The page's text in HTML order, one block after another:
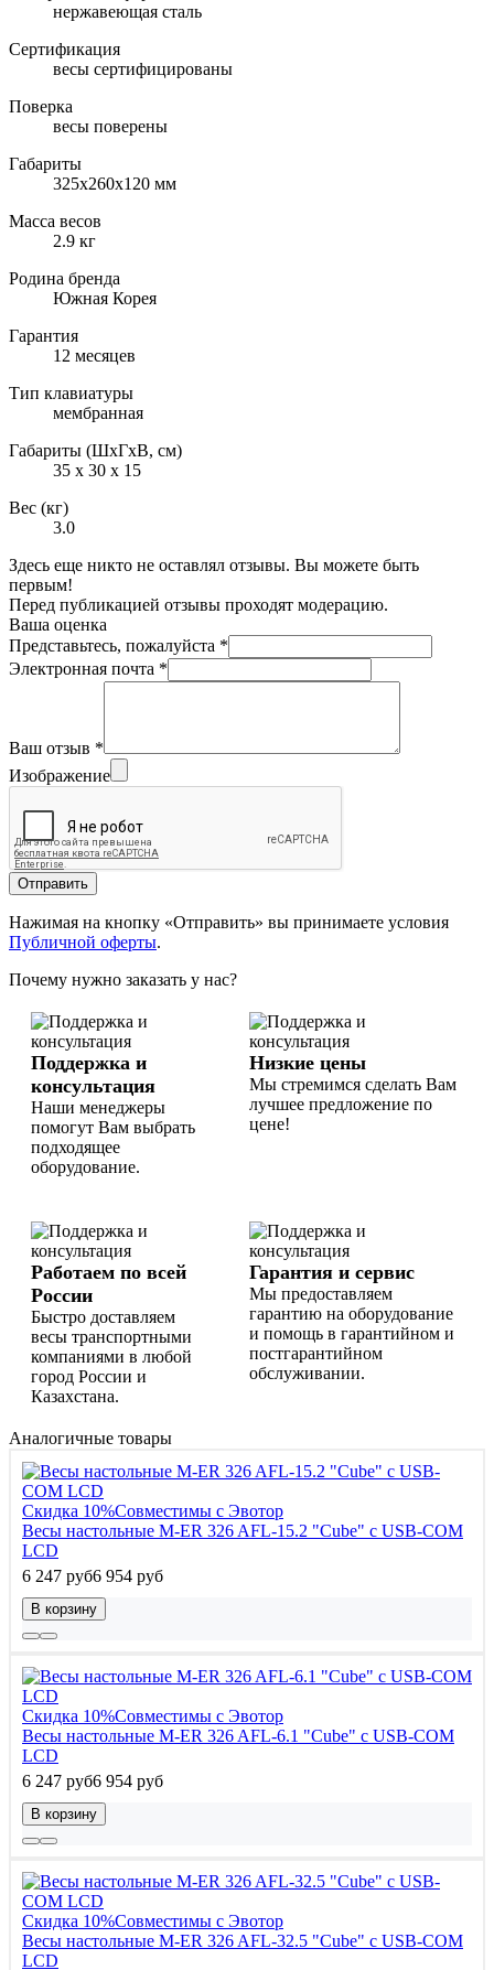
нержавеющая сталь
Сертификация
весы сертифицированы
Поверка
весы поверены
Габариты
325х260х120 мм
Масса весов
2.9 кг
Родина бренда
Южная Корея
Гарантия
12 месяцев
Тип клавиатуры
мембранная
Габариты (ШxГxВ, см)
35 x 30 x 15
Вес (кг)
3.0
Здесь еще никто не оставлял отзывы. Вы можете быть
первым!
Перед публикацией отзывы проходят модерацию.
Ваша оценка
Представьтесь, пожалуйста *
Электронная почта *
Ваш отзыв *
Изображение
Отправить
Нажимая на кнопку «Отправить» вы принимаете условия
Публичной оферты.
Почему нужно заказать у нас?
Поддержка и
консультация
Наши менеджеры
помогут Вам выбрать
подходящее
оборудование.
Низкие цены
Мы стремимся сделать Вам
лучшее предложение по
цене!
Работаем по всей
России
Быстро доставляем
весы транспортными
компаниями в любой
город России и
Казахстана.
Гарантия и сервис
Мы предоставляем
гарантию на оборудование
и помощь в гарантийном и
постгарантийном
обслуживании.
Аналогичные товары
Скидка 10%Совместимы с Эвотор
Весы настольные M-ER 326 AFL-15.2 "Cube" c USB-COM
LCD
6 247 руб6 954 руб
В корзину
Скидка 10%Совместимы с Эвотор
Весы настольные M-ER 326 AFL-6.1 "Cube" c USB-COM
LCD
6 247 руб6 954 руб
В корзину
Скидка 10%Совместимы с Эвотор
Весы настольные M-ER 326 AFL-32.5 "Cube" c USB-COM
LCD